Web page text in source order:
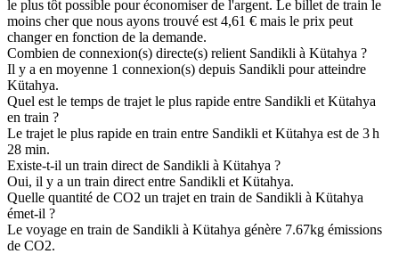
le plus tôt possible pour économiser de l'argent. Le billet de train le
moins cher que nous ayons trouvé est 4,61 € mais le prix peut
changer en fonction de la demande.
Combien de connexion(s) directe(s) relient Sandikli à Kütahya ?
Il y a en moyenne 1 connexion(s) depuis Sandikli pour atteindre
Kütahya.
Quel est le temps de trajet le plus rapide entre Sandikli et Kütahya
en train ?
Le trajet le plus rapide en train entre Sandikli et Kütahya est de 3 h
28 min.
Existe-t-il un train direct de Sandikli à Kütahya ?
Oui, il y a un train direct entre Sandikli et Kütahya.
Quelle quantité de CO2 un trajet en train de Sandikli à Kütahya
émet-il ?
Le voyage en train de Sandikli à Kütahya génère 7.67kg émissions
de CO2.